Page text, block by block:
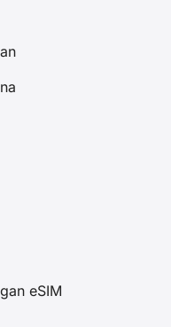
eSIM